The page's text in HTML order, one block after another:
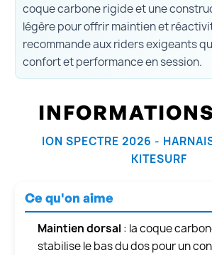
coque carbone rigide et une
légère pour offrir maintien et
recommande aux riders exigeants
confort et performance en session.
ION SPECTRE 2026 -
KITESURF
Ce qu'on aime
Maintien dorsal : la coque
stabilise le bas du dos pour un